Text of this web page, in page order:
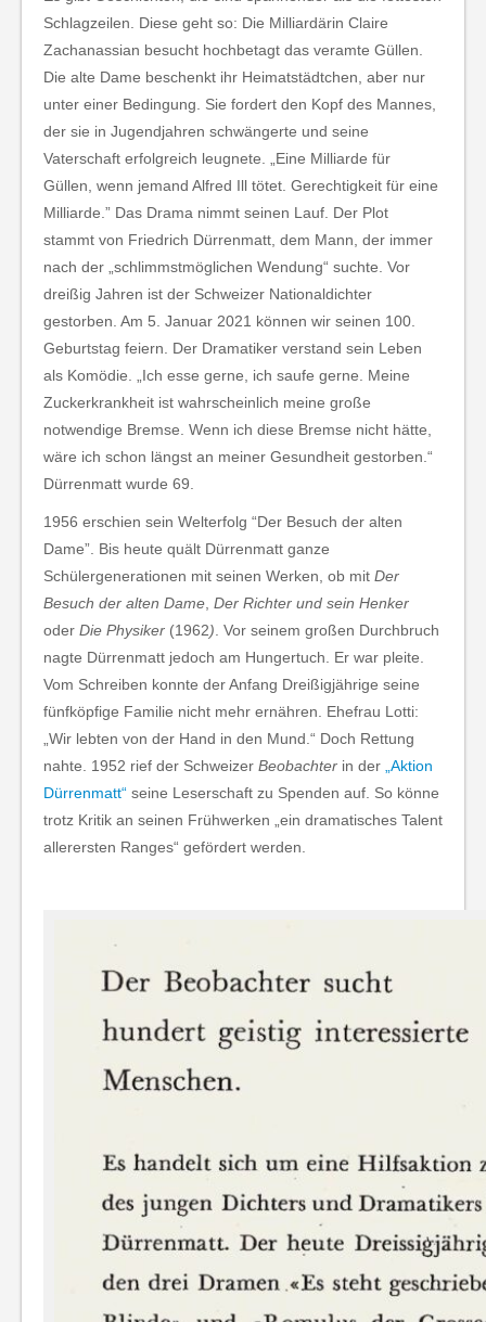
Schlagzeilen. Diese geht so: Die Milliardärin Claire
Zachanassian besucht hochbetagt das veramte Güllen.
Die alte Dame beschenkt ihr Heimatstädtchen, aber nur
unter einer Bedingung. Sie fordert den Kopf des Mannes,
der sie in Jugendjahren schwängerte und seine
Vaterschaft erfolgreich leugnete. „Eine Milliarde für
Güllen, wenn jemand Alfred Ill tötet. Gerechtigkeit für eine
Milliarde.” Das Drama nimmt seinen Lauf. Der Plot
stammt von Friedrich Dürrenmatt, dem Mann, der immer
nach der „schlimmstmöglichen Wendung“ suchte. Vor
dreißig Jahren ist der Schweizer Nationaldichter
gestorben. Am 5. Januar 2021 können wir seinen 100.
Geburtstag feiern. Der Dramatiker verstand sein Leben
als Komödie. „Ich esse gerne, ich saufe gerne. Meine
Zuckerkrankheit ist wahrscheinlich meine große
notwendige Bremse. Wenn ich diese Bremse nicht hätte,
wäre ich schon längst an meiner Gesundheit gestorben.“
Dürrenmatt wurde 69.
1956 erschien sein Welterfolg “Der Besuch der alten
Dame”. Bis heute quält Dürrenmatt ganze
Schülergenerationen mit seinen Werken, ob mit Der
Besuch der alten Dame Der Richter und sein Henker
oder Die Physiker (1962) . Vor seinem großen Durchbruch
nagte Dürrenmatt jedoch am Hungertuch. Er war pleite.
Vom Schreiben konnte der Anfang Dreißigjährige seine
fünfköpfige Familie nicht mehr ernähren. Ehefrau Lotti:
„Wir lebten von der Hand in den Mund.“ Doch Rettung
nahte. 1952 rief der Schweizer Beobachter in der „Aktion
Dürrenmatt“ seine Leserschaft zu Spenden auf. So könne
trotz Kritik an seinen Frühwerken „ein dramatisches Talent
allerersten Ranges“ gefördert werden.